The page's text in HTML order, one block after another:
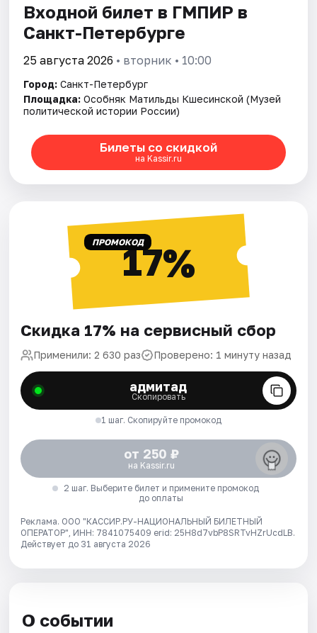
Входной билет в ГМПИР в
Санкт-Петербурге
25 августа 2026 • вторник • 10:00
Город: Санкт-Петербург
Площадка: Особняк Матильды Кшесинской (Музей
политической истории России)
Билеты со скидкой
на Kassir.ru
ПРОМОКОД17%
Скидка 17% на сервисный сбор
Применили: 2 630 раз Проверено: 1 минуту назад
адмитад
Скопировать
1 шаг. Скопируйте промокод
от 250 ₽
на Kassir.ru
2 шаг. Выберите билет и примените промокод
до оплаты
Реклама. ООО "КАССИР.РУ-НАЦИОНАЛЬНЫЙ БИЛЕТНЫЙ
ОПЕРАТОР", ИНН: 7841075409 erid: 25H8d7vbP8SRTvHZrUcdLB.
Действует до 31 августа 2026
О событии